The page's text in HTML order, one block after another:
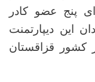
پنج عضو کادر
این دیپارتمنت
کشور قزاقستان